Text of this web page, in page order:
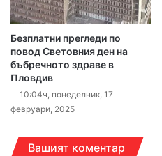
Безплатни прегледи по
повод Световния ден на
бъбречното здраве в
Пловдив
10:04ч, понеделник, 17
февруари, 2025
Вашият коментар